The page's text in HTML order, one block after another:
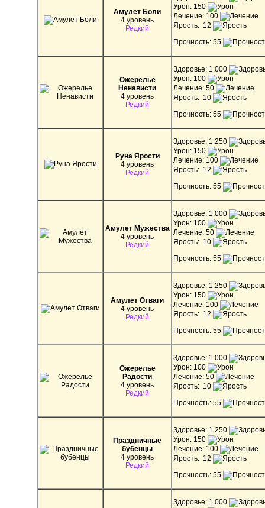
Амулет Боли
4 уровень
Редкий
Урон: 150
Лечение: 100
Ярость: 12
Прочность: 55
Ожерелье
Ненависти
4 уровень
Редкий
Здоровье: 1.000
Урон: 100
Лечение: 50
Ярость: 10
Прочность: 55
Руна Ярости
4 уровень
Редкий
Здоровье: 1.250
Урон: 150
Лечение: 100
Ярость: 12
Прочность: 55
Амулет Мужества
4 уровень
Редкий
Здоровье: 1.000
Урон: 100
Лечение: 50
Ярость: 10
Прочность: 55
Амулет Отваги
4 уровень
Редкий
Здоровье: 1.250
Урон: 150
Лечение: 100
Ярость: 12
Прочность: 55
Ожерелье
Радости
4 уровень
Редкий
Здоровье: 1.000
Урон: 100
Лечение: 50
Ярость: 10
Прочность: 55
Праздничные
бубенцы
4 уровень
Редкий
Здоровье: 1.250
Урон: 150
Лечение: 100
Ярость: 12
Прочность: 55
Здоровье: 1.000